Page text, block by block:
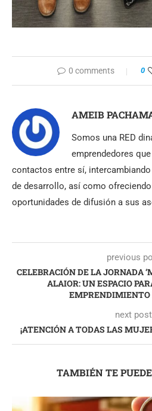
0 comments 0
AMEIB
Somos una RED
emprendedores
contactos entre sí,
de desarrollo, así como
oportunidades de difusión a sus
previous
CELEBRACIÓN DE LA JORNADA
ALAIOR: UN ESPACIO
next post
¡ATENCIÓN A TODAS LAS
TAMBIÉN TE